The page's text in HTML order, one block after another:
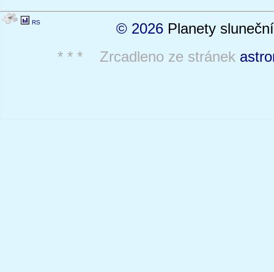
RS © 2026 Planety
* * * Zrcadleno ze stránek